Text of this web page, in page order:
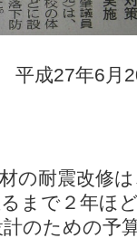
日千
の耐震改修
まで２年ほ
のための予